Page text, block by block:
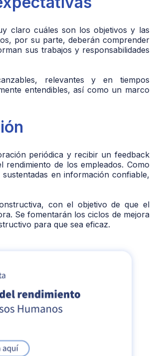
claro cuáles son los objetivos y las
por su parte, deberán comprender
sus trabajos y responsabilidades
relevantes y en tiempos
entendibles, así como un marco
periódica y recibir un feedback
de los empleados. Como
en información confiable,
con el objetivo de que el
Se fomentarán los ciclos de mejora
para que sea eficaz.